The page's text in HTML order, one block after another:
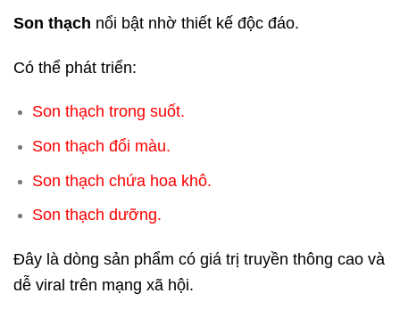
Son thạch nổi bật nhờ thiết kế độc đáo.
Có thể phát triển:
Son thạch trong suốt.
Son thạch đổi màu.
Son thạch chứa hoa khô.
Son thạch dưỡng.
Đây là dòng sản phẩm có giá trị truyền thông cao và
dễ viral trên mạng xã hội.